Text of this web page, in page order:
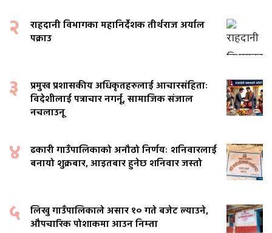
२
राहदानी विभागका महानिर्देशक तीर्थराज अर्याल
पक्राउ
३
प्रमुख प्रशासकीय अधिकृतहरुलाई आचारसंहिताः
विदेशीलाई पत्राचार नगर्नू, सामाजिक संजाल
नचलाउनू
४
ढकारी गाउँपालिकाको अनौठो निर्णयः शनिवारलाई
बनायो शुक्रबार, आइतबार हुनेछ शनिवार जस्तो
५
लिखु गाउँपालिकाले असार १० गते बजेट ल्याउने,
औपचारिक पोशाकमा आउन निम्ता